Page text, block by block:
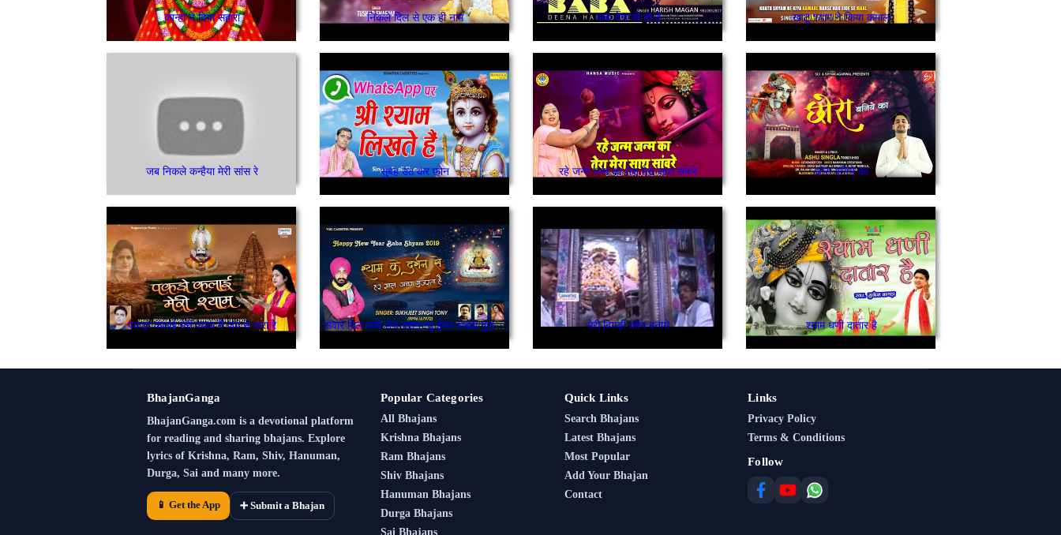
कान्हा ने दिया सहारा निकले दिल से एक ही नाम बाबा देना हो तो दे खाटू श्याम ने किया कमाल
जब निकले कन्हैया मेरी सांस रे सुबह उठ कर फ़ोन रहे जन्म जन्म का तेरा मेरा साथ सांवरे छोरा बनिये का
पकड़ो कलाई मेरी श्याम मैं जग से हारा रे सँवारे मिल जाये तेरा दर्शन न्यू ईयर अच्छा गुजरे गा मेरी बिगड़ी कौन बनाये श्याम धणी दातार है
BhajanGanga
BhajanGanga.com is a devotional platform
for reading and sharing bhajans. Explore
lyrics of Krishna, Ram, Shiv, Hanuman,
Durga, Sai and many more.
📱 Get the App ➕ Submit a Bhajan
Popular Categories
All Bhajans
Krishna Bhajans
Ram Bhajans
Shiv Bhajans
Hanuman Bhajans
Durga Bhajans
Sai Bhajans
Quick Links
Search Bhajans
Latest Bhajans
Most Popular
Add Your Bhajan
Contact
Links
Privacy Policy
Terms & Conditions
Follow